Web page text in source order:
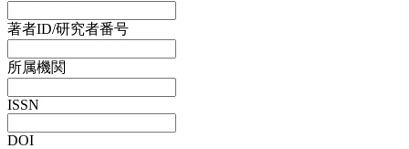
著者ID/研究者番号
所属機関
ISSN
DOI